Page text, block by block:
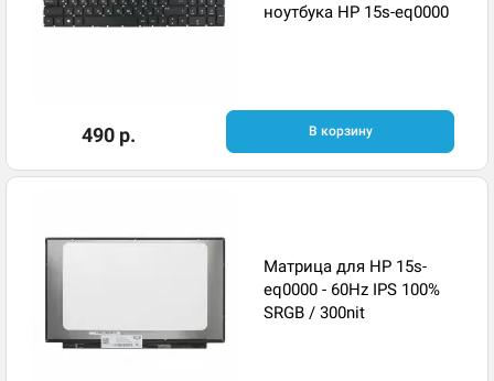
ноутбука HP 15s-eq0000
490 р. В корзину
Матрица для HP 15s-
eq0000 - 60Hz IPS 100%
SRGB / 300nit